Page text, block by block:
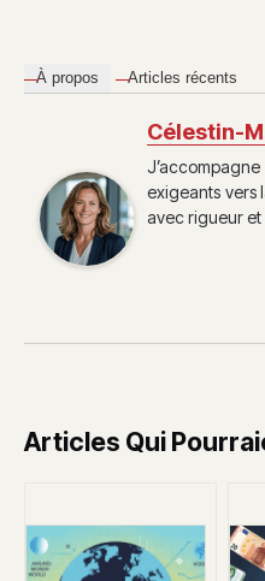
À propos Articles récents
Célestin-
exigeants vers
avec rigueur et
Articles Qui